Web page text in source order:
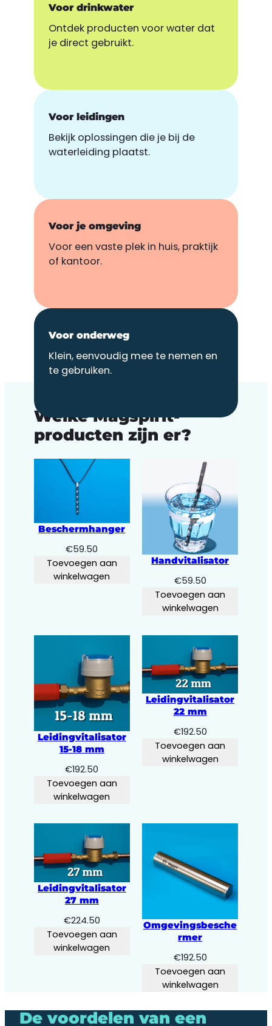
Voor drinkwater
Ontdek producten voor water dat
je direct gebruikt.
Voor leidingen
Bekijk oplossingen die je bij de
waterleiding plaatst.
Voor je omgeving
Voor een vaste plek in huis, praktijk
of kantoor.
Voor onderweg
Klein, eenvoudig mee te nemen en
te gebruiken.
Welke Magspirit-
producten zijn er?
Beschermhanger
€59.50
Toevoegen aan
winkelwagen
Handvitalisator
€59.50
Toevoegen aan
winkelwagen
Leidingvitalisator
15-18 mm
€192.50
Toevoegen aan
winkelwagen
Leidingvitalisator
22 mm
€192.50
Toevoegen aan
winkelwagen
Leidingvitalisator
27 mm
€224.50
Toevoegen aan
winkelwagen
Omgevingsbesche
rmer
€192.50
Toevoegen aan
winkelwagen
De voordelen van een